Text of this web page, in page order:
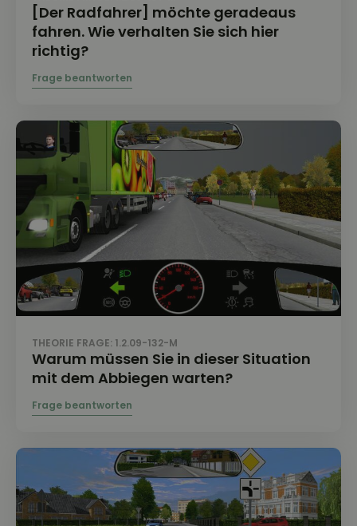
[Der Radfahrer] möchte geradeaus
fahren. Wie verhalten Sie sich hier
richtig?
THEORIE FRAGE: 1.2.09-132-M
Warum müssen Sie in dieser Situation
mit dem Abbiegen warten?